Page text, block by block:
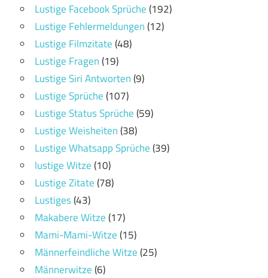
Lustige Facebook Sprüche(192)
Lustige Fehlermeldungen(12)
Lustige Filmzitate(48)
Lustige Fragen(19)
Lustige Siri Antworten(9)
Lustige Sprüche(107)
Lustige Status Sprüche(59)
Lustige Weisheiten(38)
Lustige Whatsapp Sprüche(39)
lustige Witze(10)
Lustige Zitate(78)
Lustiges(43)
Makabere Witze(17)
Mami-Mami-Witze(15)
Männerfeindliche Witze(25)
Männerwitze(6)